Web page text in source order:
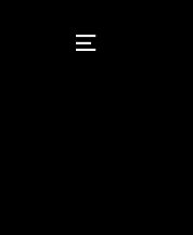
Menu